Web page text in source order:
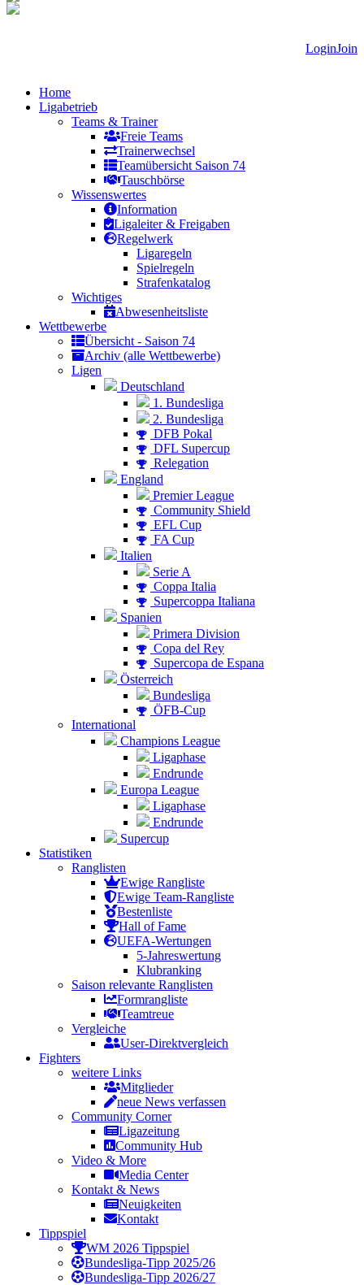
LoginJoin
Home
Ligabetrieb
Teams & Trainer
Freie Teams
Trainerwechsel
Teamübersicht Saison 74
Tauschbörse
Wissenswertes
Information
Ligaleiter & Freigaben
Regelwerk
Ligaregeln
Spielregeln
Strafenkatalog
Wichtiges
Abwesenheitsliste
Wettbewerbe
Übersicht - Saison 74
Archiv (alle Wettbewerbe)
Ligen
Deutschland
1. Bundesliga
2. Bundesliga
DFB Pokal
DFL Supercup
Relegation
England
Premier League
Community Shield
EFL Cup
FA Cup
Italien
Serie A
Coppa Italia
Supercoppa Italiana
Spanien
Primera Division
Copa del Rey
Supercopa de Espana
Österreich
Bundesliga
ÖFB-Cup
International
Champions League
Ligaphase
Endrunde
Europa League
Ligaphase
Endrunde
Supercup
Statistiken
Ranglisten
Ewige Rangliste
Ewige Team-Rangliste
Bestenliste
Hall of Fame
UEFA-Wertungen
5-Jahreswertung
Klubranking
Saison relevante Ranglisten
Formrangliste
Teamtreue
Vergleiche
User-Direktvergleich
Fighters
weitere Links
Mitglieder
neue News verfassen
Community Corner
Ligazeitung
Community Hub
Video & More
Media Center
Kontakt & News
Neuigkeiten
Kontakt
Tippspiel
WM 2026 Tippspiel
Bundesliga-Tipp 2025/26
Bundesliga-Tipp 2026/27